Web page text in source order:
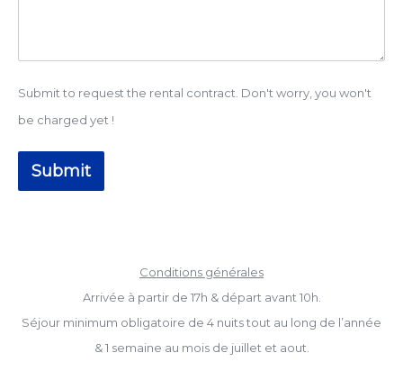
Submit to request the rental contract. Don't worry, you won't
be charged yet !
Submit
Conditions générales
Arrivée à partir de 17h & départ avant 10h.
Séjour minimum obligatoire de 4 nuits tout au long de l’année
& 1 semaine au mois de juillet et aout.